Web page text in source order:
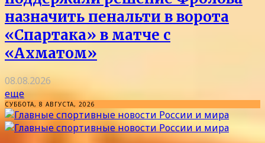
назначить пенальти в ворота
«Спартака» в матче с
«Ахматом»
08.08.2026
еще
СУББОТА, 8 АВГУСТА, 2026